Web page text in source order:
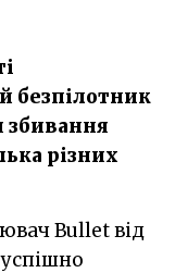
безпілотник
різних